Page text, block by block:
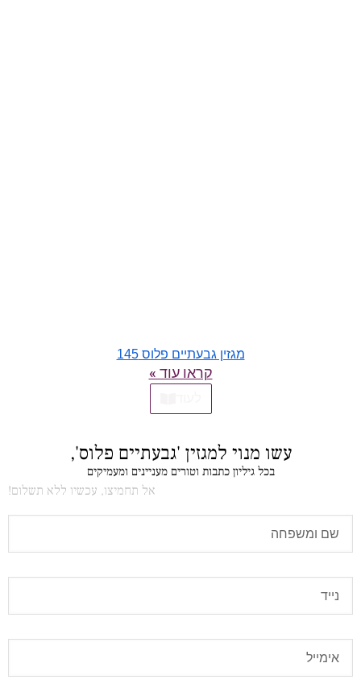
מגזין גבעתיים פלוס 145
קראו עוד »
עשו מנוי למגזין 'גבעתיים פלוס',
בכל גיליון כתבות וטורים מעניינים ומעמיקים
אל תחמיצו, עכשיו ללא תשלום!